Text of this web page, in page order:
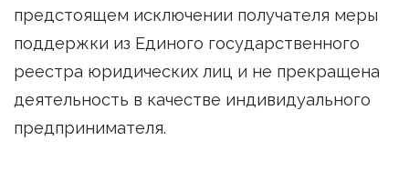
предстоящем исключении получателя меры
поддержки из Единого государственного
реестра юридических лиц и не прекращена
деятельность в качестве индивидуального
предпринимателя.